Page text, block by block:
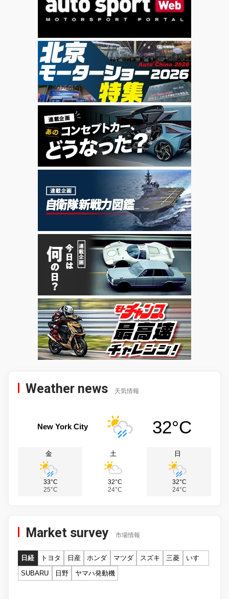
Weather news 天気情報
New York City 32°C
金
33°C
25°C
土
32°C
24°C
日
32°C
24°C
Market survey 市場情報
日経 トヨタ 日産 ホンダ マツダ スズキ 三菱
いすゞ
SUBARU
日野 ヤマハ発動機